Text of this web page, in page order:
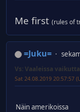
Me first (rules of
=Juku=
Vs: Vaaleissa
Sat 24.08.2019 20:57:57
Näin amerikoissa